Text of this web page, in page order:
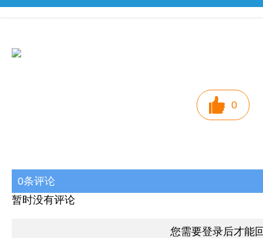
0
0条评论
暂时没有评论
您需要登录后才能